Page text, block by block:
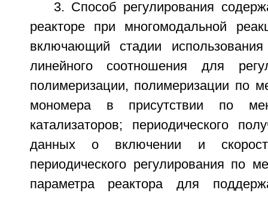
3. Способ регулирования
реакторе при многомодальной
включающий стадии использования
линейного соотношения для
полимеризации, полимеризации по
мономера в присутствии по
катализаторов; периодического
данных о включении и
периодического регулирования по
параметра реактора для